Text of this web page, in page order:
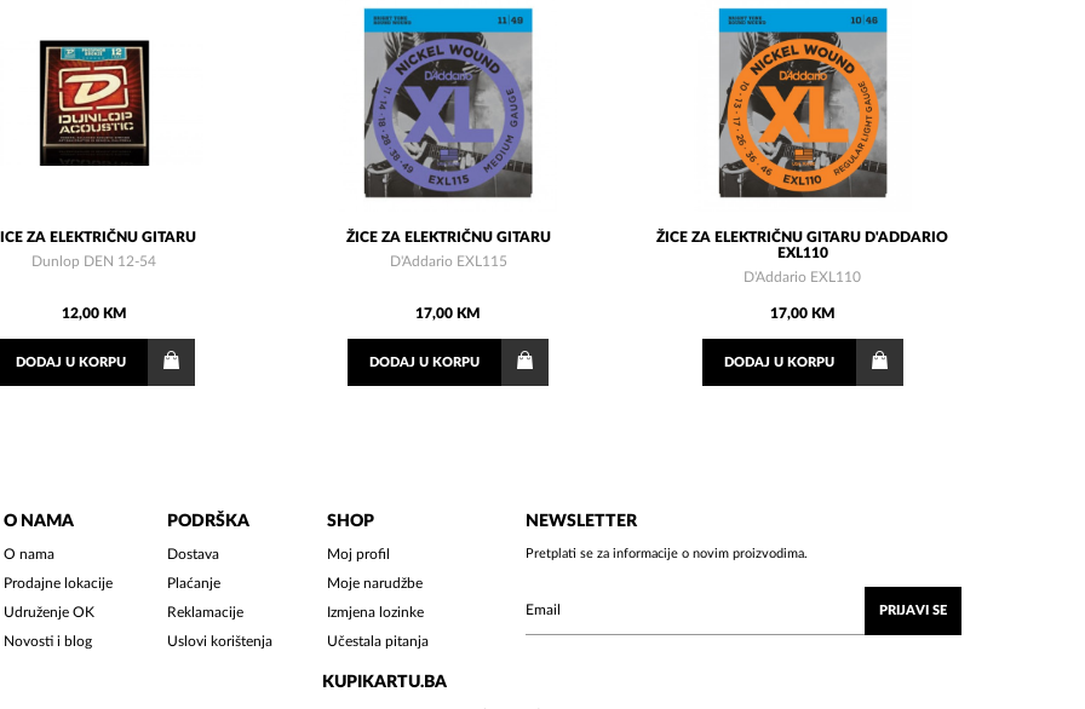
ZA ELEKTRIČNU GITARU
Dunlop DEN 12-54
12,00 KM
DODAJU KORPU
ŽICE ZA ELEKTRIČNU GITARU
D'Addario EXL115
17,00 KM
DODAJ U KORPU
ŽICE ZA ELEKTRIČNU GITARU D'ADDARIO
EXL110
D'Addario EXL110
17,00 KM
DODAJU KORPU
O NAMA
O nama
Prodajne lokacije
Udruženje OK
Novosti i blog
PODRŠKA
Dostava
Plaćanje
Reklamacije
Uslovi korištenja
SHOP
Moj profil
Moje narudžbe
Izmjena lozinke
Učestala pitanja
KUPIKARTU.BA
NEWSLETTER
Pretplati se za informacije o novim proizvodima.
PRIJAVI SE